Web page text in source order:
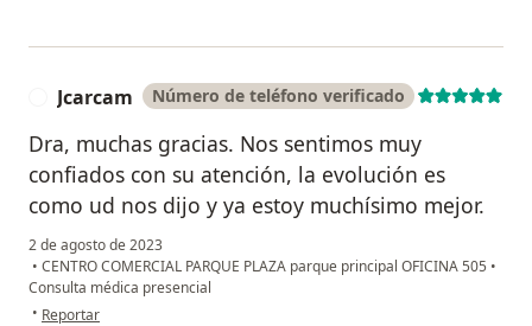
Jcarcam Número de teléfono verificado
Dra, muchas gracias. Nos sentimos muy
confiados con su atención, la evolución es
como ud nos dijo y ya estoy muchísimo mejor.
2 de agosto de 2023
• CENTRO COMERCIAL PARQUE PLAZA parque principal OFICINA 505 •
Consulta médica presencial
• en opinión del usuario Jcarcam
Reportar